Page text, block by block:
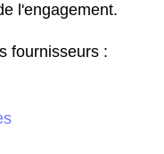
l'engagement.
fournisseurs :